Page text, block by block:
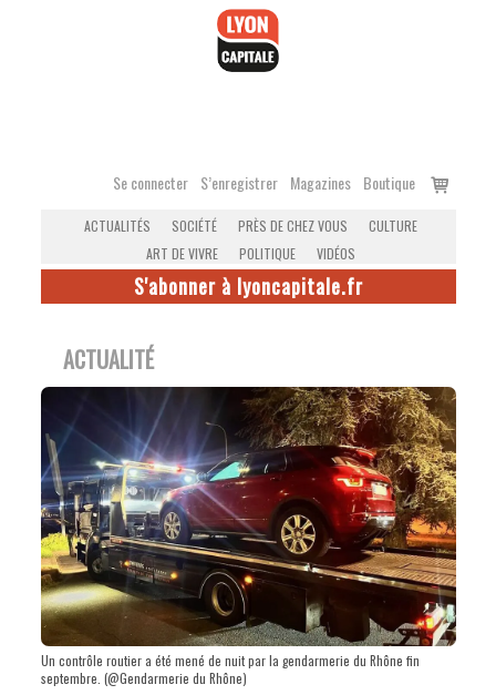
Se connecter S’enregistrer Magazines Boutique
Voir
ACTUALITÉS SOCIÉTÉ PRÈS DE CHEZ VOUS
CULTURE
ART DE VIVRE
POLITIQUE VIDÉOS
S'abonner à lyoncapitale.fr
ACTUALITÉ
Un contrôle routier a été mené de nuit par la gendarmerie du Rhône fin
septembre. (@Gendarmerie du Rhône)